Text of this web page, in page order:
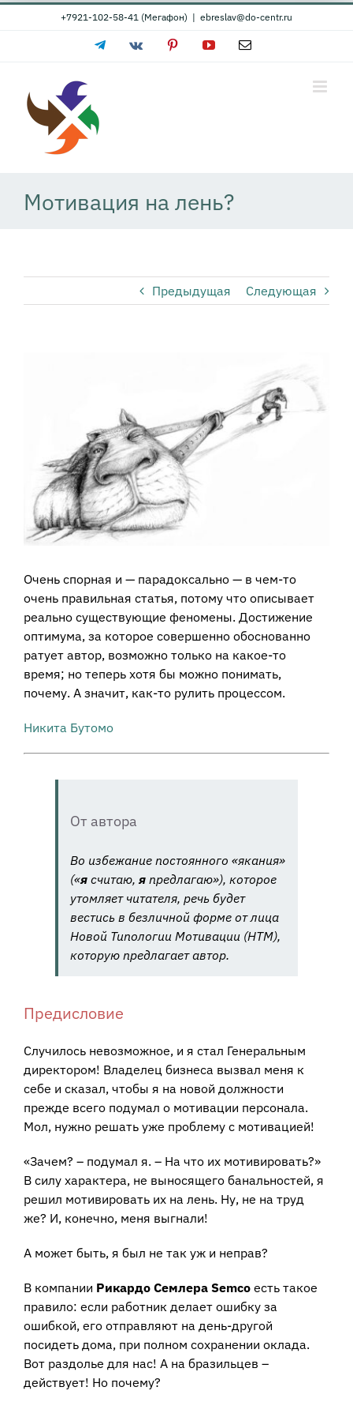
Skip
+7921-102-58-41 (Мегафон) | ebreslav@do-centr.ru
TelegramVk PinterestYouTubeEmail
Мотивация на лень?
Предыдущая Следующая
Очень спорная и — парадоксально — в чем-то
очень правильная статья, потому что описывает
реально существующие феномены. Достижение
оптимума, за которое совершенно обоснованно
ратует автор, возможно только на какое-то
время; но теперь хотя бы можно понимать,
почему. А значит, как-то рулить процессом.
Никита Бутомо
От автора
Во избежание постоянного «якания»
(«я считаю, я предлагаю»), которое
утомляет читателя, речь будет
вестись в безличной форме от лица
Новой Типологии Мотивации (НТМ),
которую предлагает автор.
Предисловие
Случилось невозможное, и я стал Генеральным
директором! Владелец бизнеса вызвал меня к
себе и сказал, чтобы я на новой должности
прежде всего подумал о мотивации персонала.
Мол, нужно решать уже проблему с мотивацией!
«Зачем? – подумал я. – На что их мотивировать?»
В силу характера, не выносящего банальностей, я
решил мотивировать их на лень. Ну, не на труд
же? И, конечно, меня выгнали!
А может быть, я был не так уж и неправ?
В компании Рикардо Семлера Semco есть такое
правило: если работник делает ошибку за
ошибкой, его отправляют на день-другой
посидеть дома, при полном сохранении оклада.
Вот раздолье для нас! А на бразильцев –
действует! Но почему?